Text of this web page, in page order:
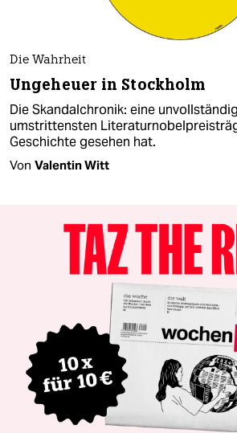
Die Wahrheit
Ungeheuer in Stockholm
Die Skandalchronik: eine
umstrittensten
Geschichte gesehen hat.
Von Valentin Witt